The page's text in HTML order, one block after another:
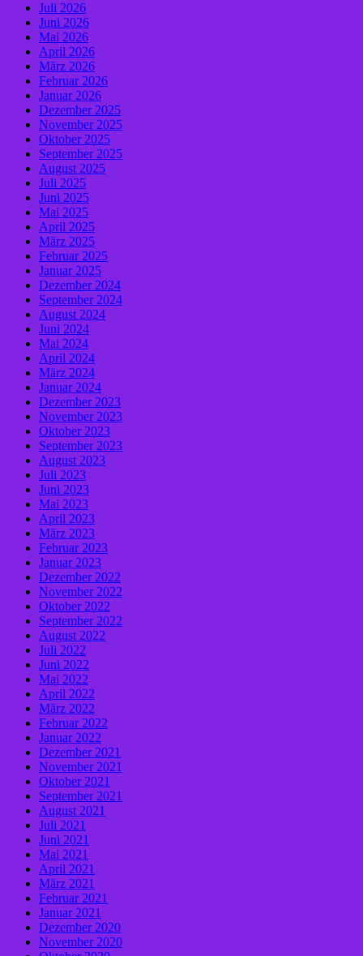
Juli 2026
Juni 2026
Mai 2026
April 2026
März 2026
Februar 2026
Januar 2026
Dezember 2025
November 2025
Oktober 2025
September 2025
August 2025
Juli 2025
Juni 2025
Mai 2025
April 2025
März 2025
Februar 2025
Januar 2025
Dezember 2024
September 2024
August 2024
Juni 2024
Mai 2024
April 2024
März 2024
Januar 2024
Dezember 2023
November 2023
Oktober 2023
September 2023
August 2023
Juli 2023
Juni 2023
Mai 2023
April 2023
März 2023
Februar 2023
Januar 2023
Dezember 2022
November 2022
Oktober 2022
September 2022
August 2022
Juli 2022
Juni 2022
Mai 2022
April 2022
März 2022
Februar 2022
Januar 2022
Dezember 2021
November 2021
Oktober 2021
September 2021
August 2021
Juli 2021
Juni 2021
Mai 2021
April 2021
März 2021
Februar 2021
Januar 2021
Dezember 2020
November 2020